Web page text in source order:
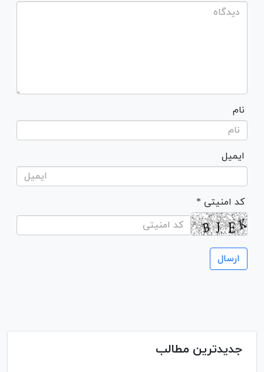
نام
ایمیل
* کد امنیتی
جدیدترین مطالب